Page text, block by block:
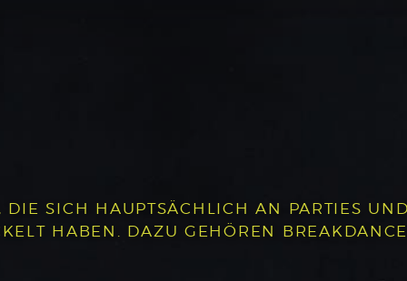
SICH HAUPTSÄCHLICH AN PARTIES UND
HABEN. DAZU GEHÖREN BREAKDANCE,